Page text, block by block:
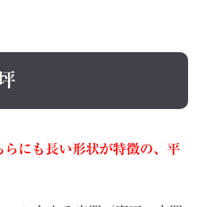
らにも長い形状が特徴の、平